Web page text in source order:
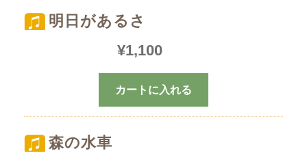
明日があるさ
¥1,100
カートに入れる
森の水車